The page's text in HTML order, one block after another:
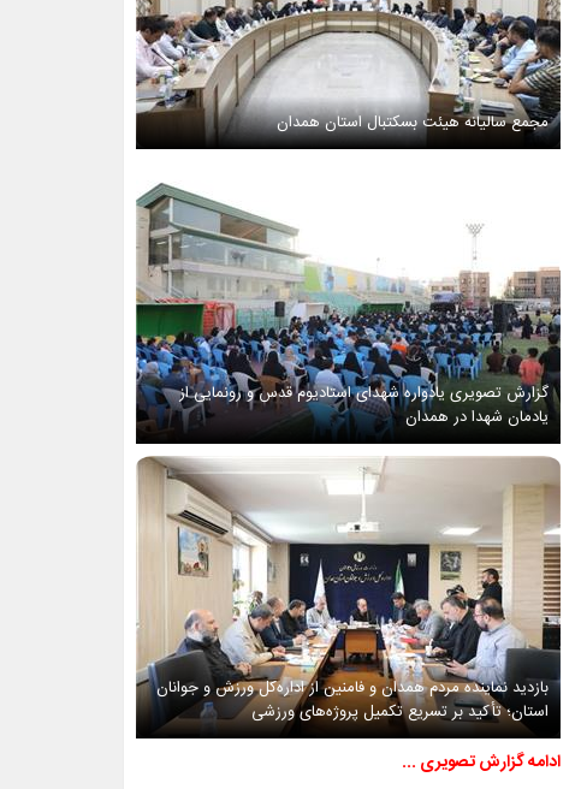
مجمع سالیانه هیئت بسکتبال استان همدان
گزارش تصویری یادواره شهدای استادیوم قدس و رونمایی از
یادمان شهدا در همدان
بازدید نماینده مردم همدان و فامنین از اداره‌کل ورزش و جوانان
استان؛ تأکید بر تسریع تکمیل پروژه‌های ورزشی
ادامه گزارش تصویری ...